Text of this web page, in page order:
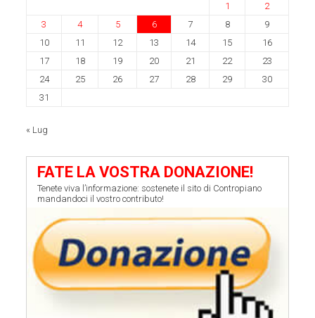
1
2
3
4 5 6 7 8
9
10
11 12 13 14 15
16
17
18 19 20 21 22
23
24
25 26 27 28 29
30
31
« Lug
FATE LA VOSTRA DONAZIONE!
Tenete viva l’informazione: sostenete il sito di Contropiano
mandandoci il vostro contributo!